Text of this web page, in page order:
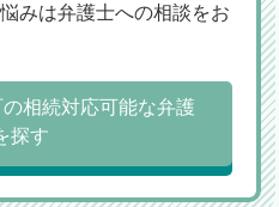
みは弁護士への相談をお
相続対応可能な弁護
探す